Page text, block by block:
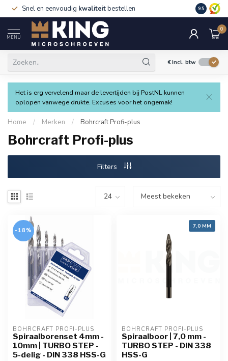
Snel en eenvoudig kwaliteitbestellen 9.5
MENU
0
€Incl. btw
Het is erg vervelend maar de levertijden bij PostNL kunnen
oplopen vanwege drukte. Excuses voor het ongemak!
Home / Merken / Bohrcraft Profi-plus
Bohrcraft Profi-plus
Filters
-18%
BOHRCRAFT PROFI-PLUS
Spiraalborenset 4mm -
10mm | TURBO STEP -
5-delig - DIN 338 HSS-G
7,0 MM
BOHRCRAFT PROFI-PLUS
Spiraalboor | 7,0 mm -
TURBO STEP - DIN 338
HSS-G